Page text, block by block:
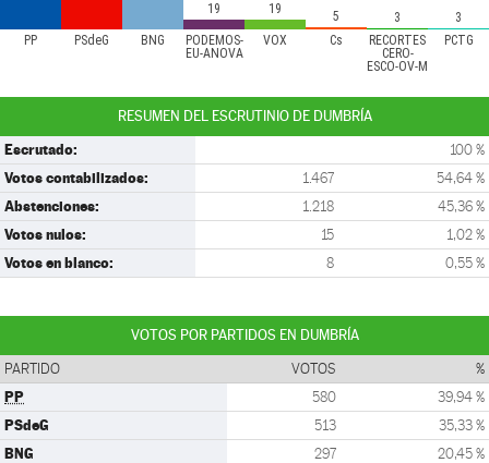
PP PSdeG BNG
PODEMOS-
EU-ANOVA
VOX Cs
RECORTES
CERO-
ESCO-OV-M
PCTG
19 19 5 3 3
RESUMEN DEL ESCRUTINIO DE DUMBRÍA
Escrutado: 100 %
Votos contabilizados: 1.467 54,64 %
Abstenciones: 1.218 45,36 %
Votos nulos: 15 1,02 %
Votos en blanco: 8 0,55 %
VOTOS POR PARTIDOS EN DUMBRÍA
PARTIDO VOTOS %
PP 580 39,94 %
PSdeG 513 35,33 %
BNG 297 20,45 %